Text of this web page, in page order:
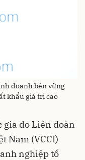
doanh bền vững
khẩu giá trị cao
gia do Liên đoàn
Nam (VCCI)
nghiệp tổ